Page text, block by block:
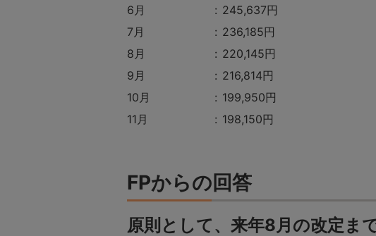
6月
245,637円
7月
236,185円
8月
220,145円
9月
216,814円
10月
199,950円
11月
198,150円
FPからの回答
原則として、来年8月の改定ま